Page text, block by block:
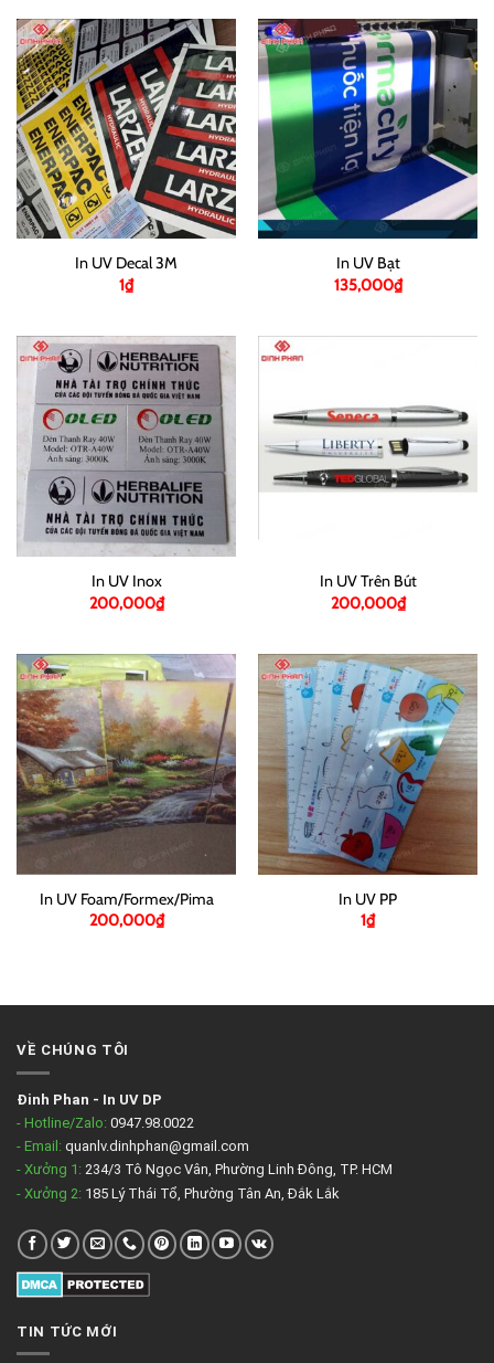
In UV Decal 3M
1₫
In UV Bạt
135,000₫
In UV Inox
200,000₫
In UV Trên Bút
200,000₫
In UV Foam/Formex/Pima
200,000₫
In UV PP
1₫
VỀ CHÚNG TÔI
Đinh Phan - In UV DP
- Hotline/Zalo: 0947.98.0022
- Email: quanlv.dinhphan@gmail.com
- Xưởng 1: 234/3 Tô Ngọc Vân, Phường Linh Đông, TP. HCM
- Xưởng 2: 185 Lý Thái Tổ, Phường Tân An, Đắk Lắk
TIN TỨC MỚI